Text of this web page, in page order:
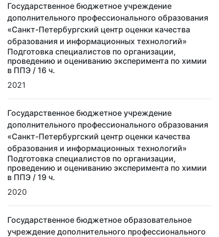
Государственное бюджетное учреждение
дополнительного профессионального образования
«Санкт-Петербургский центр оценки качества
образования и информационных технологий»
Подготовка специалистов по организации,
проведению и оцениванию эксперимента по химии
в ППЭ / 16 ч.
2021
Государственное бюджетное учреждение
дополнительного профессионального образования
«Санкт-Петербургский центр оценки качества
образования и информационных технологий»
Подготовка специалистов по организации,
проведению и оцениванию эксперимента по химии
в ППЭ / 19 ч.
2020
Государственное бюджетное образовательное
учреждение дополнительного профессионального